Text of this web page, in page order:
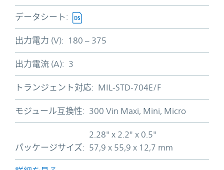
データシート:
出力電力 (V): 180 – 375
出力電流 (A): 3
トランジェント対応: MIL-STD-704E/F
モジュール互換性: 300 Vin Maxi, Mini, Micro
パッケージサイズ:
2.28" x 2.2" x 0.5"
57,9 x 55,9 x 12,7 mm